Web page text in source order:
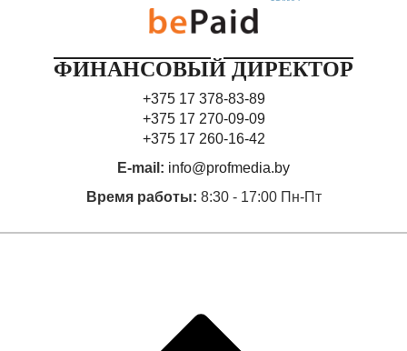
ФИНАНСОВЫЙ ДИРЕКТОР
+375 17 378-83-89
+375 17 270-09-09
+375 17 260-16-42
E-mail: info@profmedia.by
Время работы: 8:30 - 17:00 Пн-Пт